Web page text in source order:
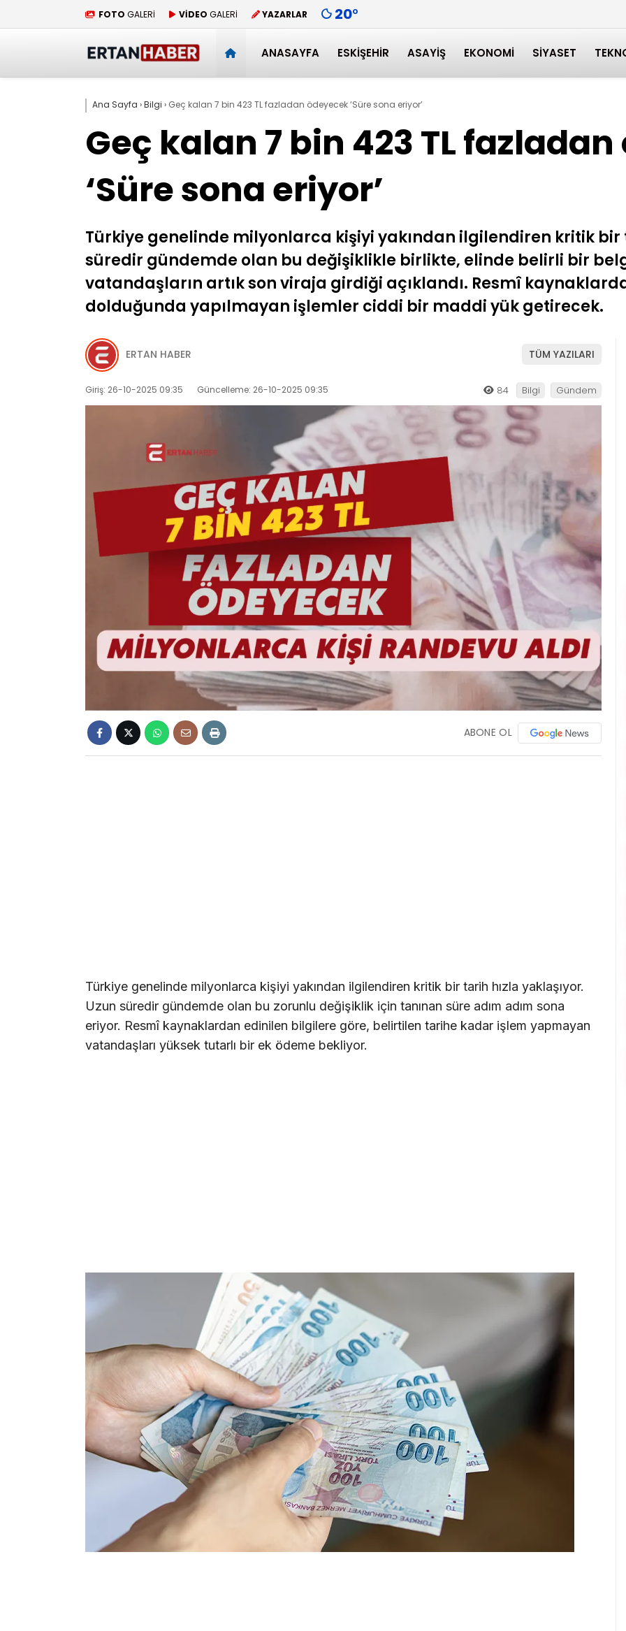
FOTO GALERİ VİDEO GALERİ YAZARLAR 20°
ANASAYFA ESKIŞEHIR ASAYIŞ EKONOMI SIYASET
Ana Sayfa ›Bilgi › Geç kalan 7 bin 423 TL fazladan ödeyecek ‘Süre sona eriyor’
Geç kalan 7 bin 423 TL
‘Süre sona eriyor’
Türkiye genelinde milyonlarca kişiyi yakından ilgilendiren kritik bir
süredir gündemde olan bu değişiklikle birlikte, elinde belirli bir
vatandaşların artık son viraja girdiği açıklandı. Resmî
dolduğunda yapılmayan işlemler ciddi bir maddi yük getirecek.
ERTAN HABER TÜM YAZILARI
Giriş: 26-10-2025 09:35 Güncelleme: 26-10-2025 09:35 84 Bilgi Gündem
ABONE OL
Türkiye genelinde milyonlarca kişiyi yakından ilgilendiren kritik bir tarih hızla yaklaşıyor.
Uzun süredir gündemde olan bu zorunlu değişiklik için tanınan süre adım adım sona
eriyor. Resmî kaynaklardan edinilen bilgilere göre, belirtilen tarihe kadar işlem yapmayan
vatandaşları yüksek tutarlı bir ek ödeme bekliyor.